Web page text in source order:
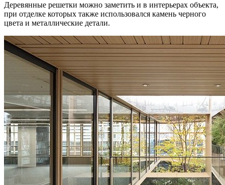
Деревянные решетки можно заметить и в интерьерах объекта,
при отделке которых также использовался камень черного
цвета и металлические детали.